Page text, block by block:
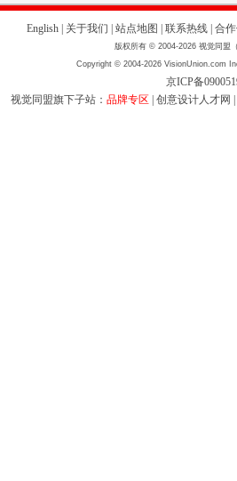
English 关于我们 站点地图 联系热线 合
版权所有 © 2004-2026 视觉同盟
Copyright © 2004-2026 VisionUnion.com
京ICP备
视觉同盟旗下子站： 品牌专区 创意设计人才网